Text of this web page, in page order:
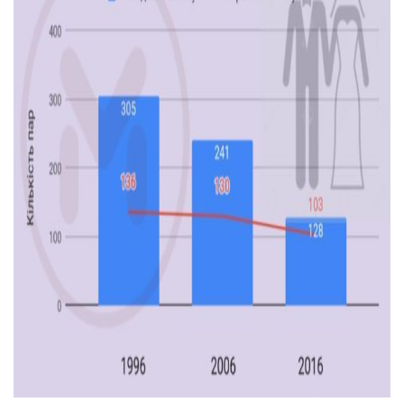
Бюджет
Довідник
Контакти
Рекламні прайси